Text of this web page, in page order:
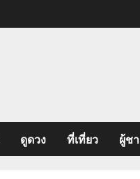
ดูดวง ที่เที่ยว ผู้ช